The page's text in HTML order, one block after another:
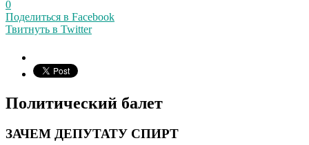
0
Поделиться в Facebook
Твитнуть в Twitter
Политический балет
ЗАЧЕМ ДЕПУТАТУ СПИРТ